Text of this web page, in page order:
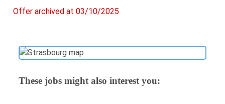
Offer archived at 03/10/2025
These jobs might also interest you: